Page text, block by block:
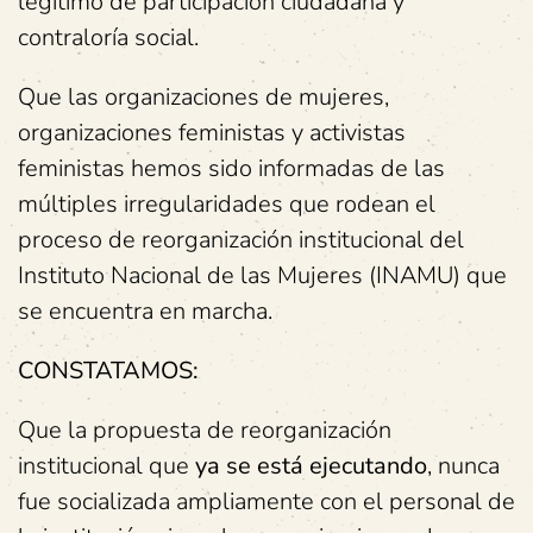
contraloría social.
Que las organizaciones de mujeres,
organizaciones feministas y activistas
feministas hemos sido informadas de las
múltiples irregularidades que rodean el
proceso de reorganización institucional del
Instituto Nacional de las Mujeres (INAMU) que
se encuentra en marcha.
CONSTATAMOS:
Que la propuesta de reorganización
institucional que ya se está ejecutando, nunca
fue socializada ampliamente con el personal de